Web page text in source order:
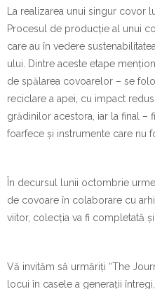
La realizarea unui singur covor
Procesul de producție al unui
care au în vedere
ului. Dintre aceste etape
de spălarea covoarelor – se
reciclare a apei, cu impact
grădinilor acestora, iar la final –
foarfece și instrumente care nu
În decursul lunii octombrie
de covoare în colaborare cu
viitor, colecția va fi completată
Vă invităm să urmăriți “The
locui în casele a generații